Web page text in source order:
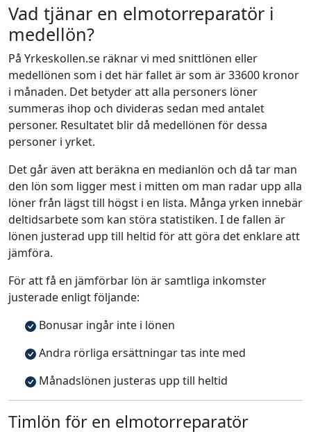
Vad tjänar en elmotorreparatör i
medellön?
På Yrkeskollen.se räknar vi med snittlönen eller
medellönen som i det här fallet är som är 33600 kronor
i månaden. Det betyder att alla personers löner
summeras ihop och divideras sedan med antalet
personer. Resultatet blir då medellönen för dessa
personer i yrket.
Det går även att beräkna en medianlön och då tar man
den lön som ligger mest i mitten om man radar upp alla
löner från lägst till högst i en lista. Många yrken innebär
deltidsarbete som kan störa statistiken. I de fallen är
lönen justerad upp till heltid för att göra det enklare att
jämföra.
För att få en jämförbar lön är samtliga inkomster
justerade enligt följande:
Bonusar ingår inte i lönen
Andra rörliga ersättningar tas inte med
Månadslönen justeras upp till heltid
Timlön för en elmotorreparatör